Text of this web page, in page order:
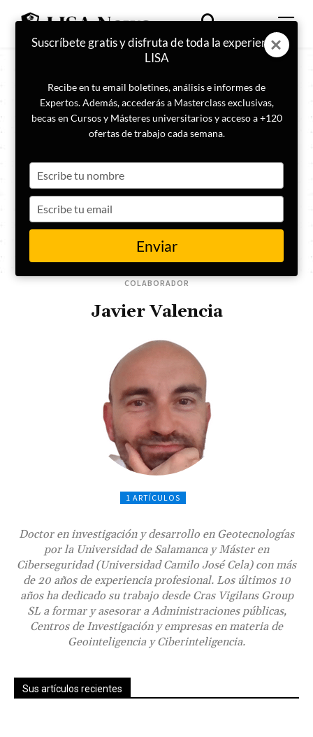
COLABORADOR
Javier Valencia
1 ARTÍCULOS
Doctor en investigación y desarrollo en Geotecnologías
por la Universidad de Salamanca y Máster en
Ciberseguridad (Universidad Camilo José Cela) con más
de 20 años de experiencia profesional. Los últimos 10
años ha dedicado su trabajo desde Cras Vigilans Group
SL a formar y asesorar a Administraciones públicas,
Centros de Investigación y empresas en materia de
Geointeligencia y Ciberinteligencia.
Sus artículos recientes
Suscríbete gratis y disfruta de toda la experiencia
LISA
Recibe en tu email boletines, análisis e informes de
Expertos. Además, accederás a Masterclass exclusivas,
becas en Cursos y Másteres universitarios y acceso a +120
ofertas de trabajo cada semana.
your
name
your
email
Enviar